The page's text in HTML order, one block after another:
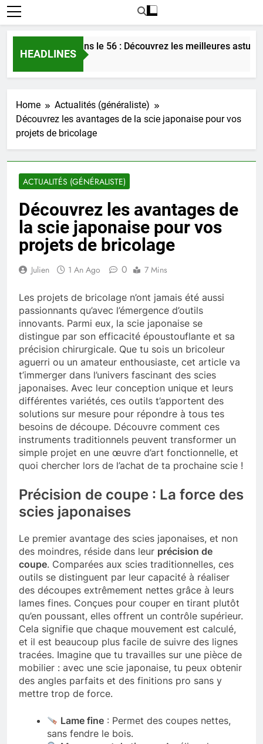
HEADLINES
l’amour dans le 56 : Découvrez les meilleures astuces en
Home
Actualités (généraliste)
Découvrez les avantages de la scie japonaise pour vos
projets de bricolage
ACTUALITÉS (GÉNÉRALISTE)
Découvrez les avantages de
la scie japonaise pour vos
projets de bricolage
Julien 1 An Ago 0 7 Mins
Les projets de bricolage n’ont jamais été aussi
passionnants qu’avec l’émergence d’outils
innovants. Parmi eux, la scie japonaise se
distingue par son efficacité époustouflante et sa
précision chirurgicale. Que tu sois un bricoleur
aguerri ou un amateur enthousiaste, cet article va
t’immerger dans l’univers fascinant des scies
japonaises. Avec leur conception unique et leurs
différentes variétés, ces outils t’apportent des
solutions sur mesure pour répondre à tous tes
besoins de découpe. Découvre comment ces
instruments traditionnels peuvent transformer un
simple projet en une œuvre d’art fonctionnelle, et
quoi chercher lors de l’achat de ta prochaine scie !
Précision de coupe : La force des
scies japonaises
Le premier avantage des scies japonaises, et non
des moindres, réside dans leur précision de
coupe. Comparées aux scies traditionnelles, ces
outils se distinguent par leur capacité à réaliser
des découpes extrêmement nettes grâce à leurs
lames fines. Conçues pour couper en tirant plutôt
qu’en poussant, elles offrent un contrôle supérieur.
Cela signifie que chaque mouvement est calculé,
et il est beaucoup plus facile de suivre des lignes
tracées. Imagine que tu travailles sur une pièce de
mobilier : avec une scie japonaise, tu peux obtenir
des angles parfaits et des finitions pro sans y
mettre trop de force.
Lame fine : Permet des coupes nettes,
sans fendre le bois.